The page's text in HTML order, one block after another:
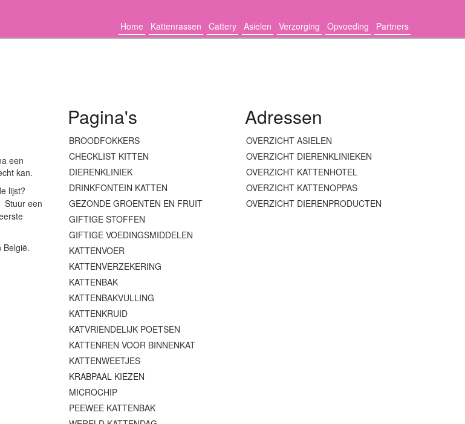
Home Kattenrassen Cattery Asielen Verzorging Opvoeding Partners
een
kan.
lijst?
Stuur een
België.
Pagina's
BROODFOKKERS
CHECKLIST KITTEN
DIERENKLINIEK
DRINKFONTEIN KATTEN
GEZONDE GROENTEN EN FRUIT
GIFTIGE STOFFEN
GIFTIGE VOEDINGSMIDDELEN
KATTENVOER
KATTENVERZEKERING
KATTENBAK
KATTENBAKVULLING
KATTENKRUID
KATVRIENDELIJK POETSEN
KATTENREN VOOR BINNENKAT
KATTENWEETJES
KRABPAAL KIEZEN
MICROCHIP
PEEWEE KATTENBAK
Adressen
OVERZICHT ASIELEN
OVERZICHT DIERENKLINIEKEN
OVERZICHT KATTENHOTEL
OVERZICHT KATTENOPPAS
OVERZICHT DIERENPRODUCTEN